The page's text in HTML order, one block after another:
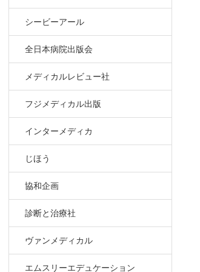
シービーアール
全日本病院出版会
メディカルレビュー社
フジメディカル出版
インターメディカ
じほう
協和企画
診断と治療社
ヴァンメディカル
エムスリーエデュケーション